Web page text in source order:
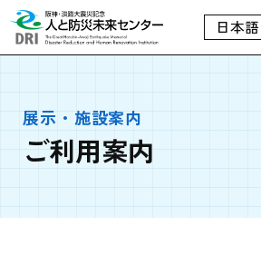
展示・施設案内
ご利用案内